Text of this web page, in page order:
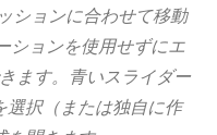
ションに合わせて移動
ションを使用せずにエ
ます。青いスライダー
選択（または独自に作